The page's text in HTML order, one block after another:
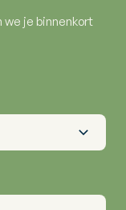
we je binnenkort